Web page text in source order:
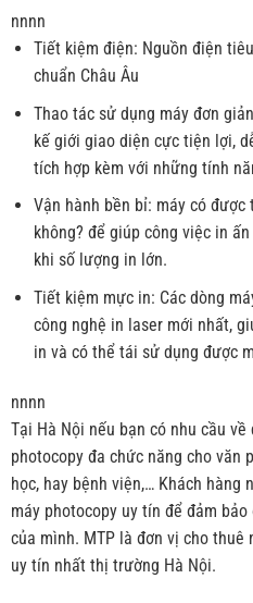
nnnn
Tiết kiệm điện: Nguồn điện
chuẩn Châu Âu
Thao tác sử dụng máy đơn
kế giới giao diện cực tiện lợi,
tích hợp kèm với những tính
Vận hành bền bỉ: máy có
không? để giúp công việc in
khi số lượng in lớn.
Tiết kiệm mực in: Các dòng
công nghệ in laser mới nhất,
in và có thể tái sử dụng được
nnnn
Tại Hà Nội nếu bạn có nhu cầu
photocopy đa chức năng cho văn
học, hay bệnh viện,… Khách hàng
máy photocopy uy tín để đảm
của mình. MTP là đơn vị cho thuê
uy tín nhất thị trường Hà Nội.